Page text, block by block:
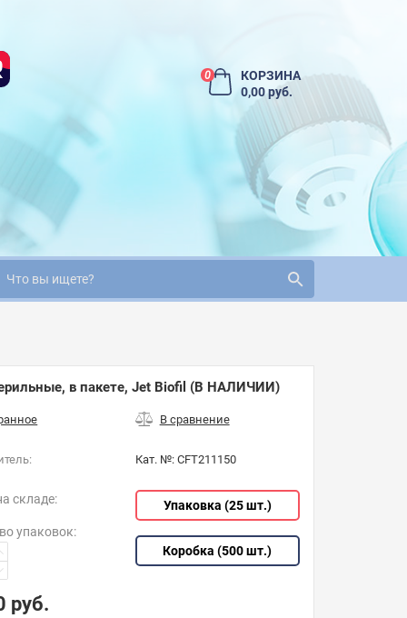
0
КОРЗИНА
0,00 руб.
в пакете, Jet Biofil (В НАЛИЧИИ)
Кат. №: CFT211150
складе:
упаковок:
руб.
Упаковка (25 шт.)
Коробка (500 шт.)